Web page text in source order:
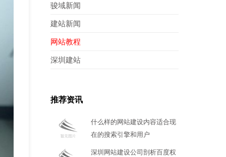
骏域新闻
建站新闻
网站教程
深圳建站
推荐资讯
什么样的网站建设内容适合现
在的搜索引擎和用户
深圳网站建设公司剖析百度权